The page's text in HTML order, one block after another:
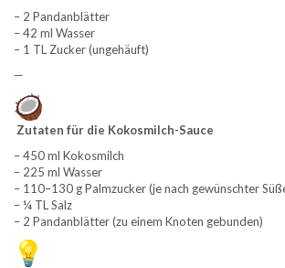
– 2 Pandanblätter
– 42 ml Wasser
– 1 TL Zucker (ungehäuft)
—
Zutaten für die Kokosmilch-Sauce
– 450 ml Kokosmilch
– 225 ml Wasser
– 110–130 g Palmzucker (je nach gewünschter
– ¼ TL Salz
– 2 Pandanblätter (zu einem Knoten gebunden)